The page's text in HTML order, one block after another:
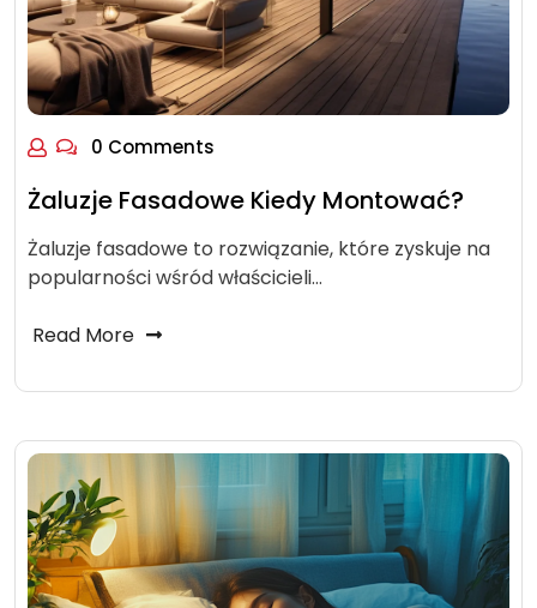
0 Comments
Żaluzje Fasadowe Kiedy Montować?
Żaluzje fasadowe to rozwiązanie, które zyskuje na
popularności wśród właścicieli…
Read More